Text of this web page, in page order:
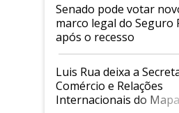
Senado pode votar
marco legal do Seguro
após o recesso
Luis Rua deixa a
Comércio e Relações
Internacionais do Mapa